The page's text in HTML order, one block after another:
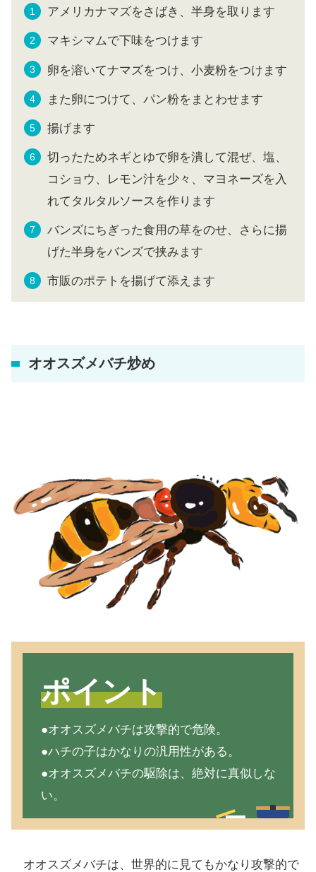
アメリカナマズをさばき、半身を取ります
マキシマムで下味をつけます
卵を溶いてナマズをつけ、小麦粉をつけます
また卵につけて、パン粉をまとわせます
揚げます
切ったためネギとゆで卵を潰して混ぜ、塩、
コショウ、レモン汁を少々、マヨネーズを入
れてタルタルソースを作ります
バンズにちぎった食用の草をのせ、さらに揚
げた半身をバンズで挟みます
市販のポテトを揚げて添えます
オオスズメバチ炒め
ポイント
●オオスズメバチは攻撃的で危険。
●ハチの子はかなりの汎用性がある。
●オオスズメバチの駆除は、絶対に真似しな
い。
オオスズメバチは、世界的に見てもかなり攻撃的で